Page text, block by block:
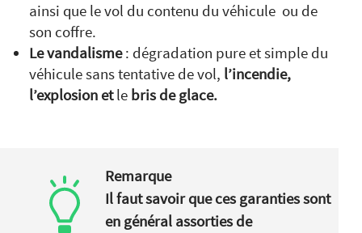
ainsi que le vol du contenu du véhicule ou de
son coffre.
Le vandalisme: dégradation pure et simple du
véhicule sans tentative de vol, l’incendie,
l’explosion etle bris de glace.
Remarque
Il faut savoir que ces garanties sont
en général assorties de